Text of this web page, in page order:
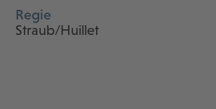
Regie
Straub/Huillet